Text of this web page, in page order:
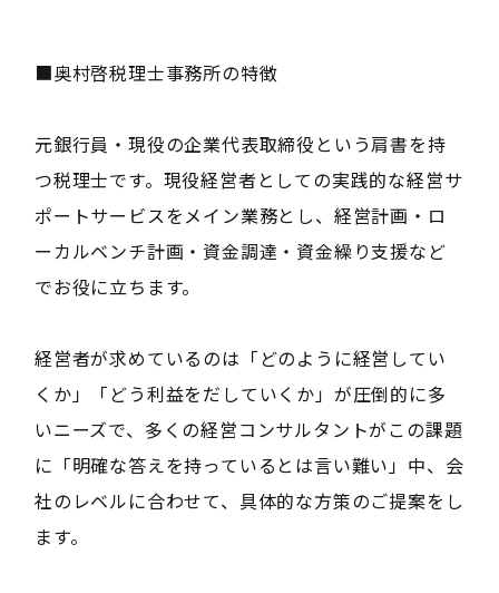
■奥村啓税理士事務所の特徴
元銀行員・現役の企業代表取締役という肩書を持
つ税理士です。現役経営者としての実践的な経営サ
ポートサービスをメイン業務とし、経営計画・ロ
ーカルベンチ計画・資金調達・資金繰り支援など
でお役に立ちます。
経営者が求めているのは「どのように経営してい
くか」「どう利益をだしていくか」が圧倒的に多
いニーズで、多くの経営コンサルタントがこの課題
に「明確な答えを持っているとは言い難い」中、会
社のレベルに合わせて、具体的な方策のご提案をし
ます。